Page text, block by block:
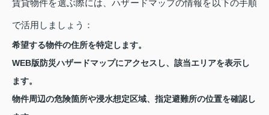
賃貸物件を選ぶ際には、ハザードマップの情報を以下の手順
で活用しましょう：
希望する物件の住所を特定します。
WEB版防災ハザードマップにアクセスし、該当エリアを表示し
ます。
物件周辺の危険箇所や浸水想定区域、指定避難所の位置を確認し